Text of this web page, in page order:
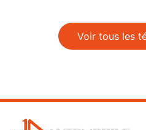
Voir tous les